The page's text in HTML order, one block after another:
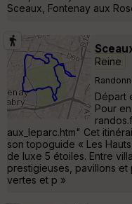
Sceaux, Fontenay aux
Reine
Départ
Pour
aux_leparc.htm" Cet
son topoguide « Les
de luxe 5 étoiles. Entre
prestigieuses, pavillons
vertes et p »